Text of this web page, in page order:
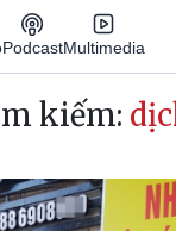
PodcastMultimedia
kiếm: